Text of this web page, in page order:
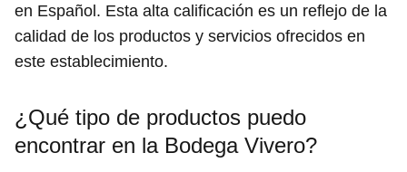
en Español. Esta alta calificación es un reflejo de la
calidad de los productos y servicios ofrecidos en
este establecimiento.
¿Qué tipo de productos puedo
encontrar en la Bodega Vivero?